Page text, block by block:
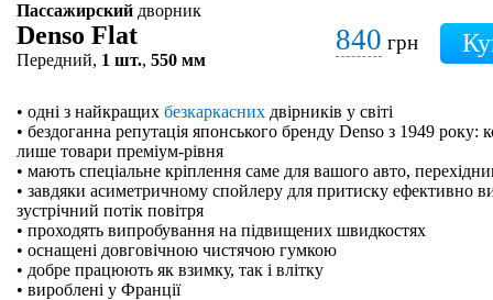
Пассажирский дворник
Denso Flat
Передний, 1 шт., 550 мм
840 грн
• одні з найкращих безкаркасних двірників у світі
• бездоганна репутація японського бренду Denso з 1949 року:
лише товари преміум-рівня
• мають спеціальне кріплення саме для вашого авто,
• завдяки асиметричному спойлеру для притиску ефективно
зустрічний потік повітря
• проходять випробування на підвищених швидкостях
• оснащені довговічною чистячою гумкою
• добре працюють як взимку, так і влітку
• вироблені у Франції